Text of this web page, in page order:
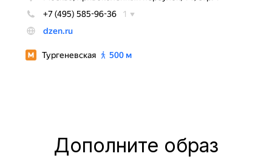
Дополните образ